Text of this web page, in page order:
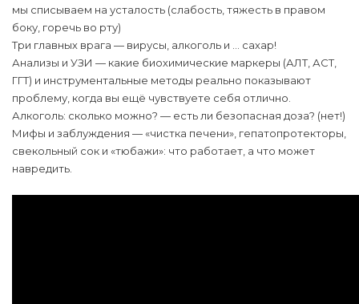
мы списываем на усталость (слабость, тяжесть в правом
боку, горечь во рту)
Три главных врага — вирусы, алкоголь и … сахар!
Анализы и УЗИ — какие биохимические маркеры (АЛТ, АСТ,
ГГТ) и инструментальные методы реально показывают
проблему, когда вы ещё чувствуете себя отлично.
Алкоголь: сколько можно? — есть ли безопасная доза? (нет!)
Мифы и заблуждения — «чистка печени», гепатопротекторы,
свекольный сок и «тюбажи»: что работает, а что может
навредить.